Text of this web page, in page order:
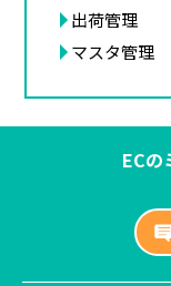
出荷管理
マスタ管理
ECの